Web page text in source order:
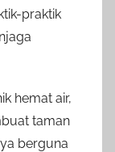
praktik
hemat air,
taman
berguna